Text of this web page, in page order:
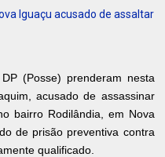
Iguaçu acusado de assaltar
(Posse) prenderam nesta
acusado de assassinar
bairro Rodilândia, em Nova
de prisão preventiva contra
qualificado.